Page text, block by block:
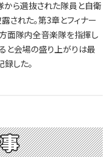
から選抜された隊員と自衛
された。第3章とフィナー
面隊内全音楽隊を指揮し
と会場の盛り上がりは最
した。